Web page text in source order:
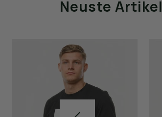
Neuste Artikel